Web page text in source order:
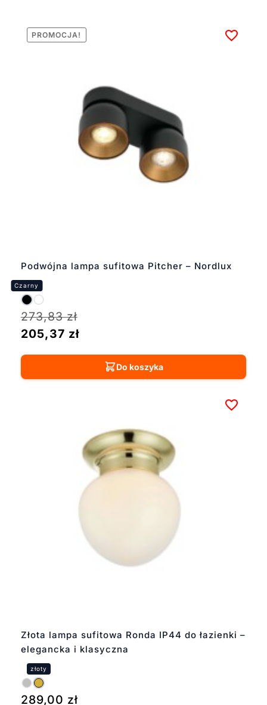
mieszkanie.
Sprawdź naszą kolekcję
eleganckich plafonów i
znajdź modele
odpowiednie dla Ciebie!
Podwójna lampa sufitowa Pitcher – Nordlux
PROMOCJA!
273,83zł
205,37 zł
Do koszyka
Złota lampa sufitowa Ronda IP44 do łazienki –
elegancka i klasyczna
289,00 zł